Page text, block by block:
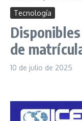
Tecnología
de
10 de julio de 2025